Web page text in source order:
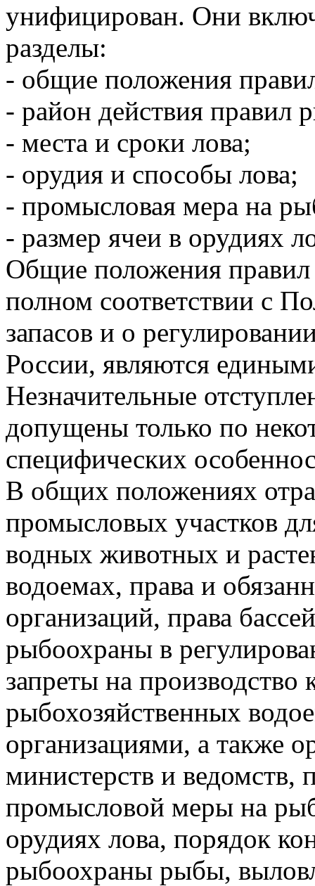
унифицирован. Они
разделы:
- общие положения
- район действия правил
- места и сроки лова;
- орудия и способы лова;
- промысловая мера на
- размер ячеи в орудиях
Общие положения правил
полном соответствии с
запасов и о
России, являются
Незначительные
допущены только по
специфических
В общих положениях
промысловых участков
водных животных и
водоемах, права и
организаций, права
рыбоохраны в
запреты на производство
рыбохозяйственных
организациями, а также
министерств и ведомств,
промысловой меры на
орудиях лова, порядок
рыбоохраны рыбы,